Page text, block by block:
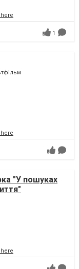
1
"У пошуках